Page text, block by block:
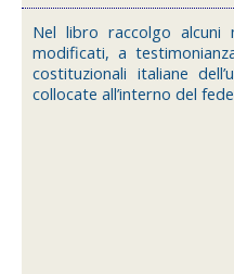
Nel libro raccolgo
modificati, a
costituzionali italiane
collocate all’interno del